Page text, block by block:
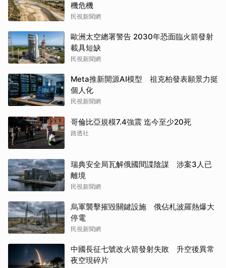
機危機
民視新聞網
歐洲太空總署警告 2030年恐面臨火箭發射
載具短缺
民視新聞網
Meta推新開源AI模型 祖克柏發表願景力挺
個人化
民視新聞網
哥倫比亞規模7.4強震 迄今至少20死
路透社
瑞典安全局瓦解俄國間諜陰謀 涉案3人已
離境
民視新聞網
烏軍襲擊摧毀關鍵設施 俄佔札波羅熱爆大
停電
民視新聞網
中國長征七號改火箭發射失敗 升空後異常
夜空現碎片